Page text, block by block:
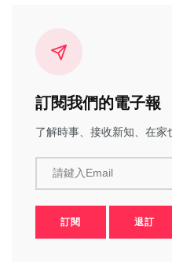
訂閱我們的電子報
了解時事、接收新知、在家
請鍵入Email
訂閱 退訂